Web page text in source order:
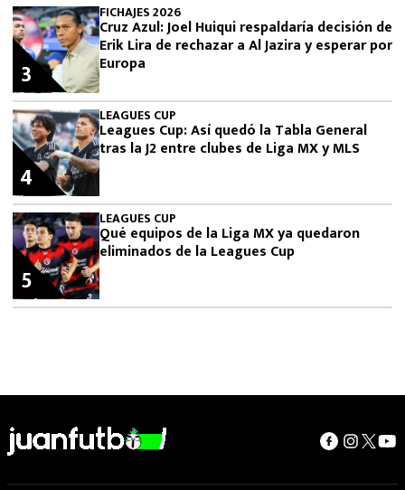
FICHAJES 2026
Cruz Azul: Joel Huiqui respaldaría decisión de
Erik Lira de rechazar a Al Jazira y esperar por
Europa
3
LEAGUES CUP
Leagues Cup: Así quedó la Tabla General
tras la J2 entre clubes de Liga MX y MLS
4
LEAGUES CUP
Qué equipos de la Liga MX ya quedaron
eliminados de la Leagues Cup
5